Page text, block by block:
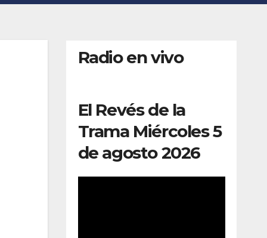
Radio en vivo
El Revés de la
Trama Miércoles 5
de agosto 2026